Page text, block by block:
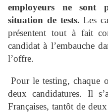
employeurs ne sont
situation de tests. Les
présentent tout à fait
candidat à l’embauche
l’offre.
Pour le testing, chaque
deux candidatures. Il
Françaises, tantôt de